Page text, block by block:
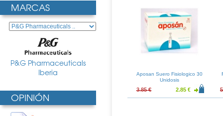
MARCAS
P&G Pharmaceuticals
Iberia
OPINIÓN
Aposan Suero Fisiologico 30
Unidosis
3.85 € 2.85 €